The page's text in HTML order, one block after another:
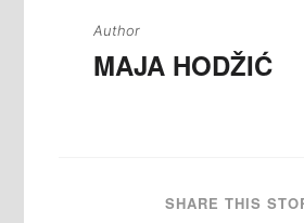
Author
MAJA HODŽIĆ
SHARE THIS